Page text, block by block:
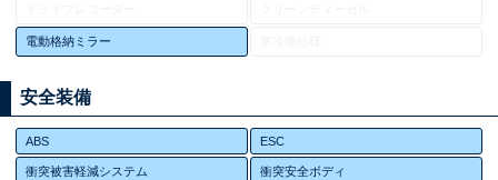
電動格納ミラー
安全装備
ABS ESC
衝突被害軽減システム 衝突安全ボディ